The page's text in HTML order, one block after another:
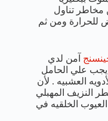
مخاطر تناول
للحرارة ومن ثم
آمن لدي
يجب علي الحامل
العشبيه . لأن
النزيف المهبلي
الخلقيه في